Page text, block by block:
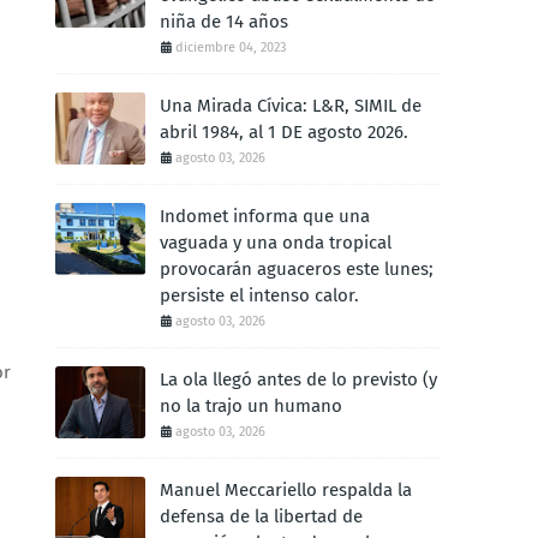
niña de 14 años
diciembre 04, 2023
Una Mirada Cívica: L&R, SIMIL de
abril 1984, al 1 DE agosto 2026.
agosto 03, 2026
Indomet informa que una
vaguada y una onda tropical
provocarán aguaceros este lunes;
persiste el intenso calor.
agosto 03, 2026
La ola llegó antes de lo previsto (y
no la trajo un humano
agosto 03, 2026
Manuel Meccariello respalda la
defensa de la libertad de